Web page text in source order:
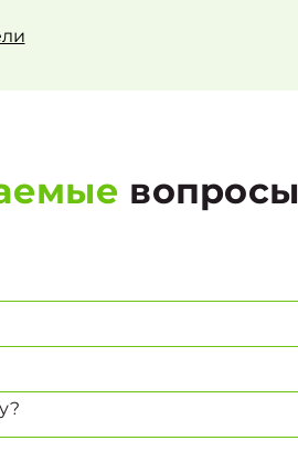
вопросы